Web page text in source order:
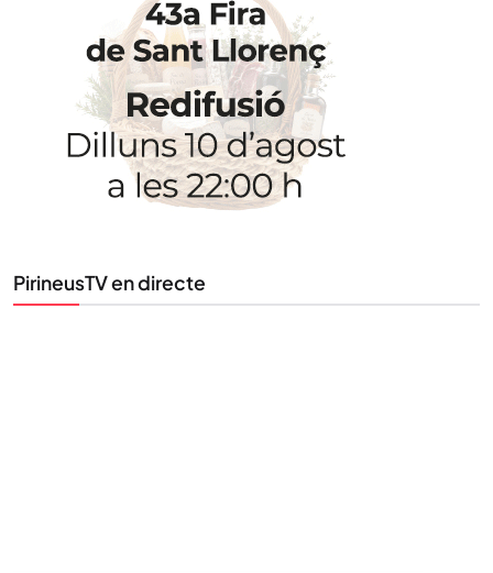
PirineusTV en directe
STAY UPDATED
Uneix-te al nostre butlletí
Tota l’actualitat, seleccionada i enviada directament
al teu correu. Subscriu-te al nostre butlletí i segueix
la informació que importa.